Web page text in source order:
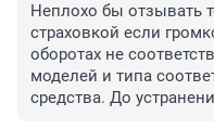
Неплохо бы отзывать
страховкой если
оборотах не
моделей и типа
средства. До